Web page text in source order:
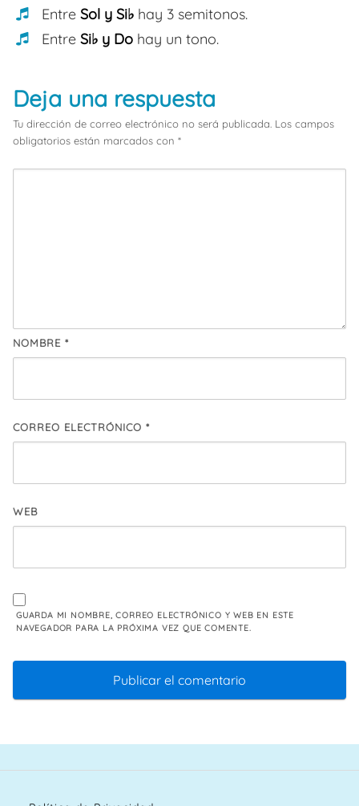
Entre Sol y Si♭ hay 3 semitonos.
Entre Si♭ y Do hay un tono.
Deja una respuesta
Tu dirección de correo electrónico no será publicada. Los campos
obligatorios están marcados con *
NOMBRE *
CORREO ELECTRÓNICO *
WEB
GUARDA MI NOMBRE, CORREO ELECTRÓNICO Y WEB EN ESTE
NAVEGADOR PARA LA PRÓXIMA VEZ QUE COMENTE.